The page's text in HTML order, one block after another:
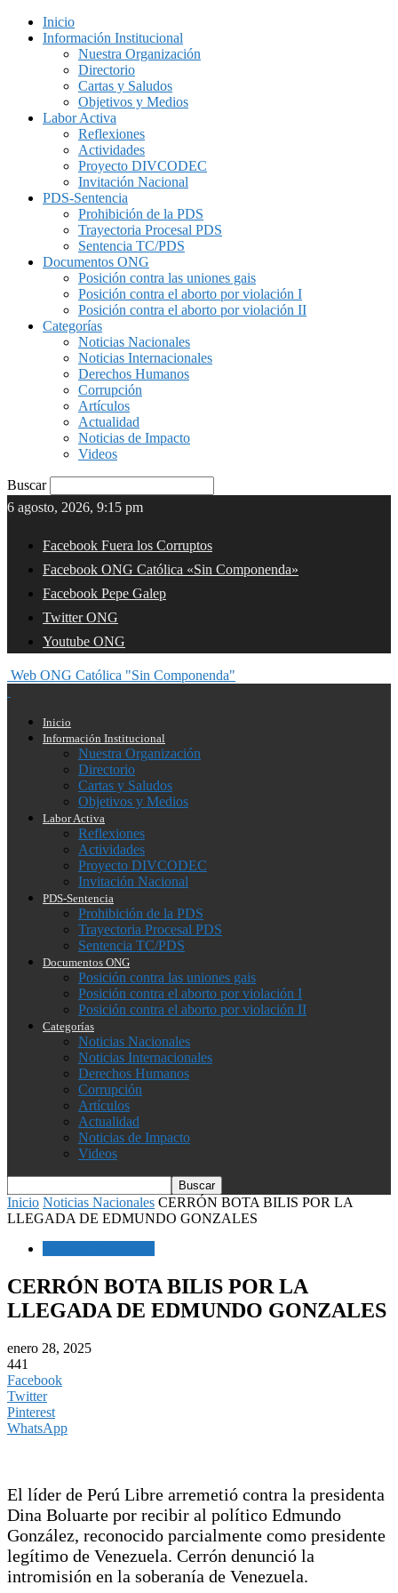
Inicio
Información Institucional
Nuestra Organización
Directorio
Cartas y Saludos
Objetivos y Medios
Labor Activa
Reflexiones
Actividades
Proyecto DIVCODEC
Invitación Nacional
PDS-Sentencia
Prohibición de la PDS
Trayectoria Procesal PDS
Sentencia TC/PDS
Documentos ONG
Posición contra las uniones gais
Posición contra el aborto por violación I
Posición contra el aborto por violación II
Categorías
Noticias Nacionales
Noticias Internacionales
Derechos Humanos
Corrupción
Artículos
Actualidad
Noticias de Impacto
Videos
Buscar
6 agosto, 2026, 9:15 pm
Facebook Fuera los Corruptos
Facebook ONG Católica «Sin Componenda»
Facebook Pepe Galep
Twitter ONG
Youtube ONG
Web ONG Católica "Sin Componenda"
Inicio
Información Institucional
Nuestra Organización
Directorio
Cartas y Saludos
Objetivos y Medios
Labor Activa
Reflexiones
Actividades
Proyecto DIVCODEC
Invitación Nacional
PDS-Sentencia
Prohibición de la PDS
Trayectoria Procesal PDS
Sentencia TC/PDS
Documentos ONG
Posición contra las uniones gais
Posición contra el aborto por violación I
Posición contra el aborto por violación II
Categorías
Noticias Nacionales
Noticias Internacionales
Derechos Humanos
Corrupción
Artículos
Actualidad
Noticias de Impacto
Videos
Inicio Noticias Nacionales CERRÓN BOTA BILIS POR LA
LLEGADA DE EDMUNDO GONZALES
CERRÓN BOTA BILIS POR LA
LLEGADA DE EDMUNDO GONZALES
enero 28, 2025
441
Facebook
Twitter
Pinterest
WhatsApp
El líder de Perú Libre arremetió contra la presidenta
Dina Boluarte por recibir al político Edmundo
González, reconocido parcialmente como presidente
legítimo de Venezuela. Cerrón denunció la
intromisión en la soberanía de Venezuela.